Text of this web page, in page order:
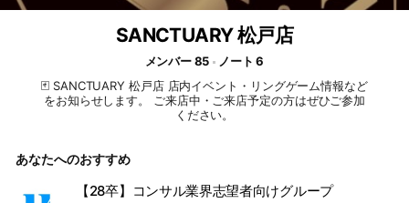
SANCTUARY 松戸店
メンバー 85
ノート 6
🃏 SANCTUARY 松戸店 店内イベント・リングゲーム情報など
をお知らせします。 ご来店中・ご来店予定の方はぜひご参加
ください。
あなたへのおすすめ
【28卒】コンサル業界志望者向けグループ